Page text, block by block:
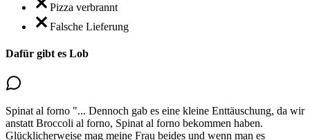
Pizza verbrannt
Falsche Lieferung
Dafür gibt es Lob
Spinat al forno "... Dennoch gab es eine kleine Enttäuschung, da wir
anstatt Broccoli al forno, Spinat al forno bekommen haben.
Glücklicherweise mag meine Frau beides und wenn man es